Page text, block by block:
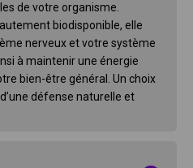
de votre organisme.
biodisponible, elle
nerveux et votre système
à maintenir une énergie
bien-être général. Un choix
défense naturelle et